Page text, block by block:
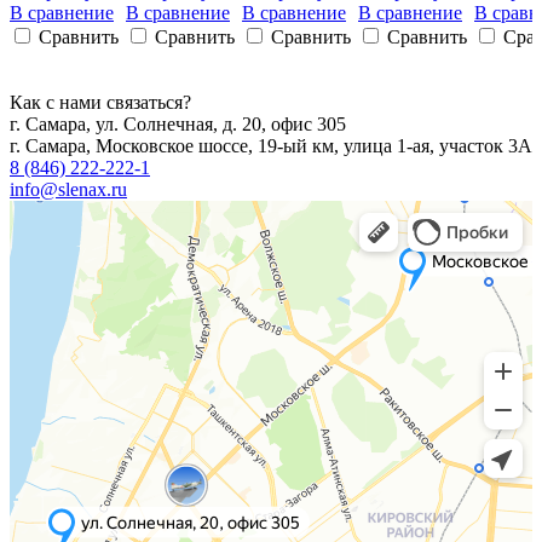
В сравнение
Сравнить
В сравнение
Сравнить
В сравнение
Сравнить
В сравнение
Сравнить
В
Как с нами связаться?
г. Самара, ул. Солнечная, д. 20, офис 305
г. Самара, Московское шоссе, 19-ый км, улица 1-ая, участок 3А
8 (846) 222-222-1
info@slenax.ru